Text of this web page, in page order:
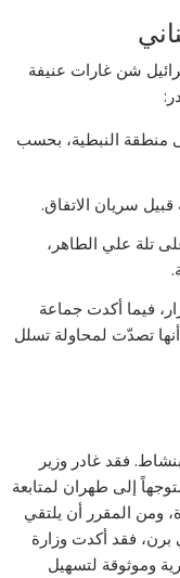
شن غارات عنيفة
على منطقة النبطية، بحسب
تلة علي الطاهر،
فيما أكدت جماعة
تصدّت لمحاولة تسلل
فقد غادر وزير
إلى طهران لمتابعة
ومن المقرر أن يلتقي
برن، فقد أكدت وزارة
وموثوقة لتسهيل